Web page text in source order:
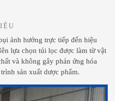
ảnh hưởng trực tiếp đến hiệu
lựa chọn túi lọc được làm từ vật
và không gây phản ứng hóa
sản xuất dược phẩm.